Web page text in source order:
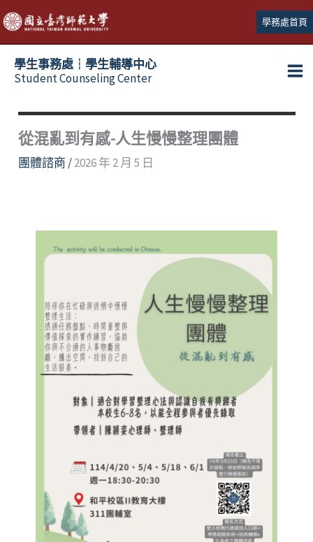
跳
至
主
學務處首頁
學生事務處┆學生輔導中心
Student Counseling Center
從混亂到有感-人生慢慢整理團體
團體諮商 /2026 年 2 月 5 日